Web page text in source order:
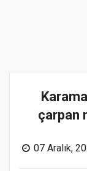
çarpan
07 Aralık,